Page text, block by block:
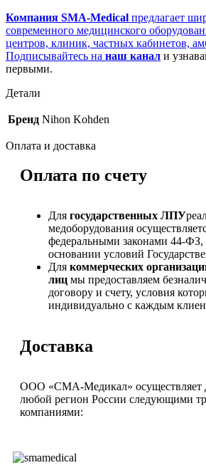
Компания SMA-Medical предлагает
современного медицинского
центров, клиник, частных кабинетов,
Подписывайтесь на наш канал и
первыми.
Детали
Бренд Nihon Kohden
Оплата и доставка
Оплата по счету
Для государственных ЛПУ
медоборудования
федеральными законами 44-
основании условий
Для коммерческих
лиц мы предоставляем
договору и счету, условия
индивидуально с каждым
Доставка
ООО «СМА-Медикал» осуществляет
любой регион России следующими
компаниями: